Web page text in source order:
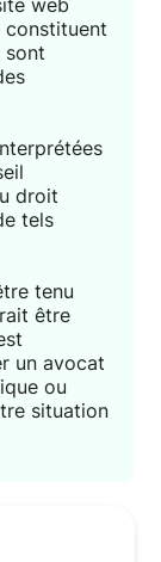
web
sont
droit
tels
tenu
être
un avocat
ou
situation